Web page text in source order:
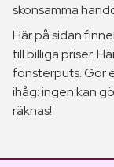
skonsamma
Här på sidan
till billiga priser.
fönsterputs. Gör
ihåg: ingen kan
räknas!